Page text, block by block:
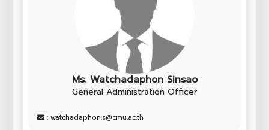
Ms. Watchadaphon Sinsao
General Administration Officer
: watchadaphon.s@cmu.ac.th